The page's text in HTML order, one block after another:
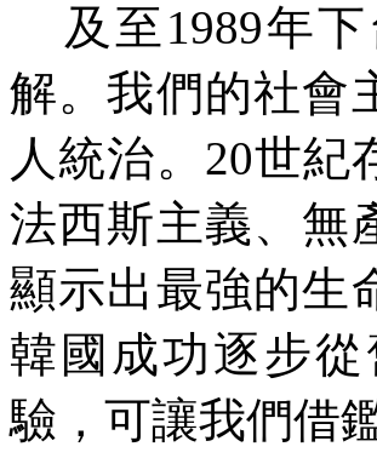
及至1989年
解。我們的社會
人統治。20世
法西斯主義、無
顯示出最強的生
韓國成功逐步
驗，可讓我們借